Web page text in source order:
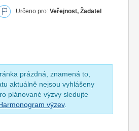
Určeno pro: Veřejnost, Žadatel
prázdná, znamená to,
aktuálně nejsou vyhlášeny
plánované výzvy sledujte
výzev.